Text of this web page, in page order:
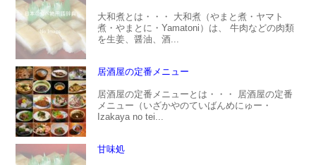
大和煮とは・・・ 大和煮（やまと煮・ヤマト
煮・やまとに・Yamatoni）は、 牛肉などの肉類
を生姜、醤油、酒...
居酒屋の定番メニュー
居酒屋の定番メニューとは・・・ 居酒屋の定番
メニュー（いざかやのていばんめにゅー・
Izakaya no tei...
甘味処